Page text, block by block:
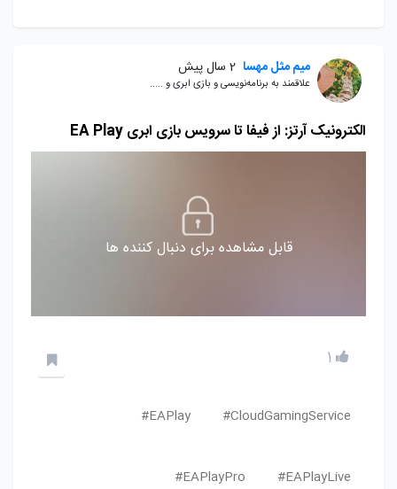
میم مثل مهسا 2 سال پیش
علاقمند به برنامه‌نویسی و بازی ابری و .....
الکترونیک آرتز: از فیفا تا سرویس بازی ابری EA Play
قابل مشاهده برای دنبال کننده ها
1
CloudGamingService#
EAPlay#
EAPlayLive#
EAPlayPro#